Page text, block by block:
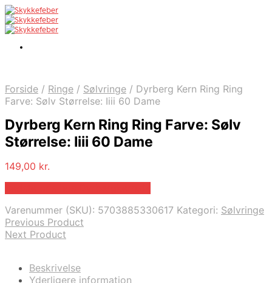
Forside / Ringe / Sølvringe / Dyrberg Kern Ring Ring
Farve: Sølv Størrelse: Iiii 60 Dame
Dyrberg Kern Ring Ring Farve: Sølv
Størrelse: Iiii 60 Dame
149,00 kr.
Varenummer (SKU): 5703885330617 Kategori: Sølvringe
Previous Product
Next Product
Beskrivelse
Yderligere information